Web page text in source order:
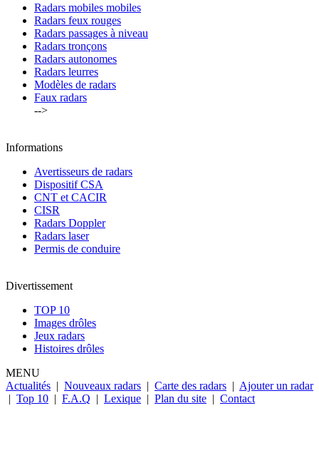
Radars mobiles mobiles
Radars feux rouges
Radars passages à niveau
Radars tronçons
Radars autonomes
Radars leurres
Modèles de radars
Faux radars
-->
Informations
Avertisseurs de radars
Dispositif CSA
CNT et CACIR
CISR
Radars Doppler
Radars laser
Permis de conduire
Divertissement
TOP 10
Images drôles
Jeux radars
Histoires drôles
MENU
Actualités | Nouveaux radars | Carte des radars | Ajouter un radar
| Top 10 | F.A.Q | Lexique | Plan du site | Contact